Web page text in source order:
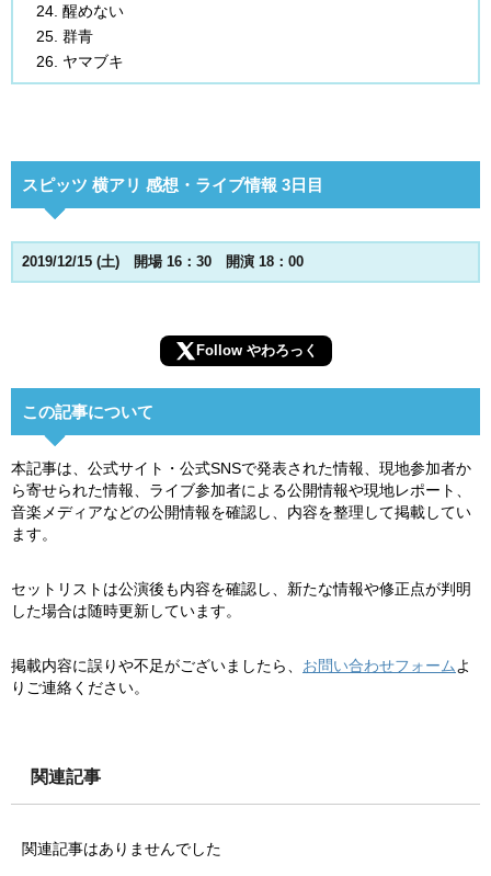
醒めない
群青
ヤマブキ
スピッツ 横アリ 感想・ライブ情報 3日目
2019/12/15 (土) 開場 16：30 開演 18：00
Follow やわろっく
この記事について
本記事は、公式サイト・公式SNSで発表された情報、現地参加者か
ら寄せられた情報、ライブ参加者による公開情報や現地レポート、
音楽メディアなどの公開情報を確認し、内容を整理して掲載してい
ます。
セットリストは公演後も内容を確認し、新たな情報や修正点が判明
した場合は随時更新しています。
掲載内容に誤りや不足がございましたら、 お問い合わせフォーム よ
りご連絡ください。
関連記事
関連記事はありませんでした